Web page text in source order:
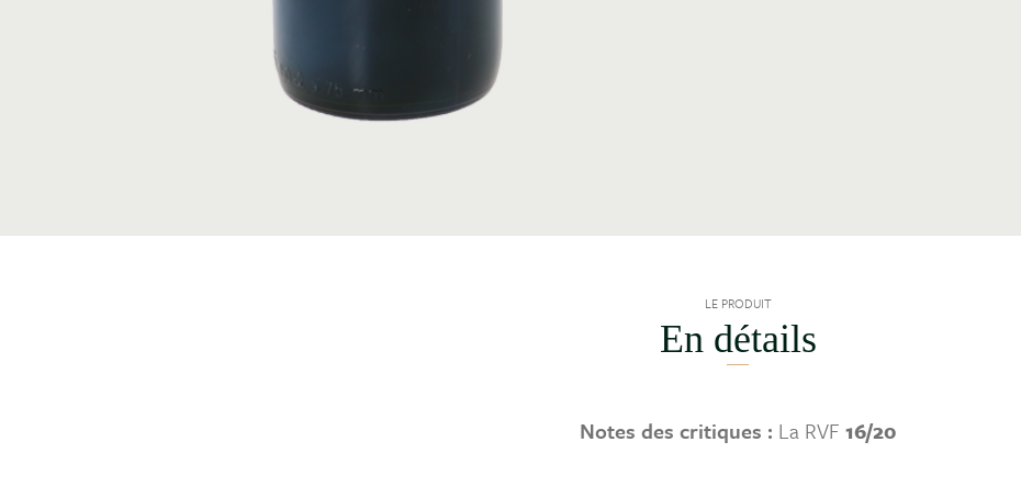
LE PRODUIT
En détails
Notes des critiques : La RVF 16/20